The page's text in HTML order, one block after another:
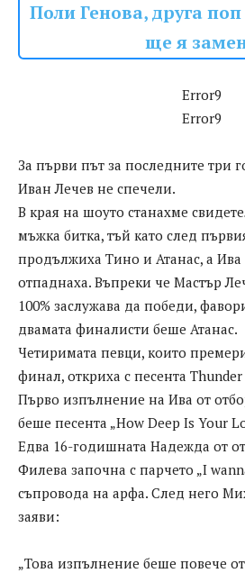
Поли Генова, друга
ще я
Error9
Error9
За първи път за последните три
Иван Лечев не спечели.
В края на шоуто станахме
мъжка битка, тъй като след
продължиха Тино и Атанас, а
отпаднаха. Въпреки че Мастър
100% заслужава да победи,
двамата финалисти беше Атанас.
Четиримата певци, които
финал, откриха с песента
Първо изпълнение на Ива от
беше песента „How Deep Is Your
Едва 16-годишната Надежда от
Филева започна с парчето „I
съпровода на арфа. След него
заяви:
„Това изпълнение беше повече